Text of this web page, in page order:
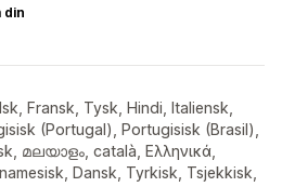
din
(Portugal), Portugisisk (Brasil),
മലയാളം, català, Ελληνικά,